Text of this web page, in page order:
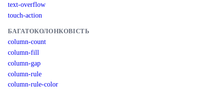
text-overflow
touch-action
БАГАТОКОЛОНКОВІСТЬ
column-count
column-fill
column-gap
column-rule
column-rule-color